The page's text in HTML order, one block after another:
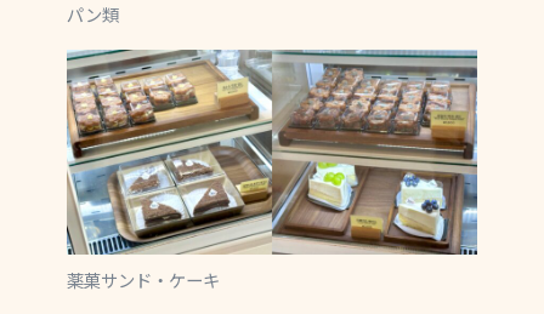
パン類
薬菓サンド・ケーキ